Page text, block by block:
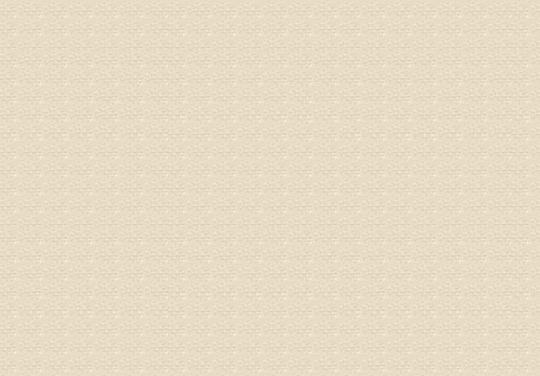
姓名
专家回
较严重
姓名
病情描
专家回
你好，
的。通